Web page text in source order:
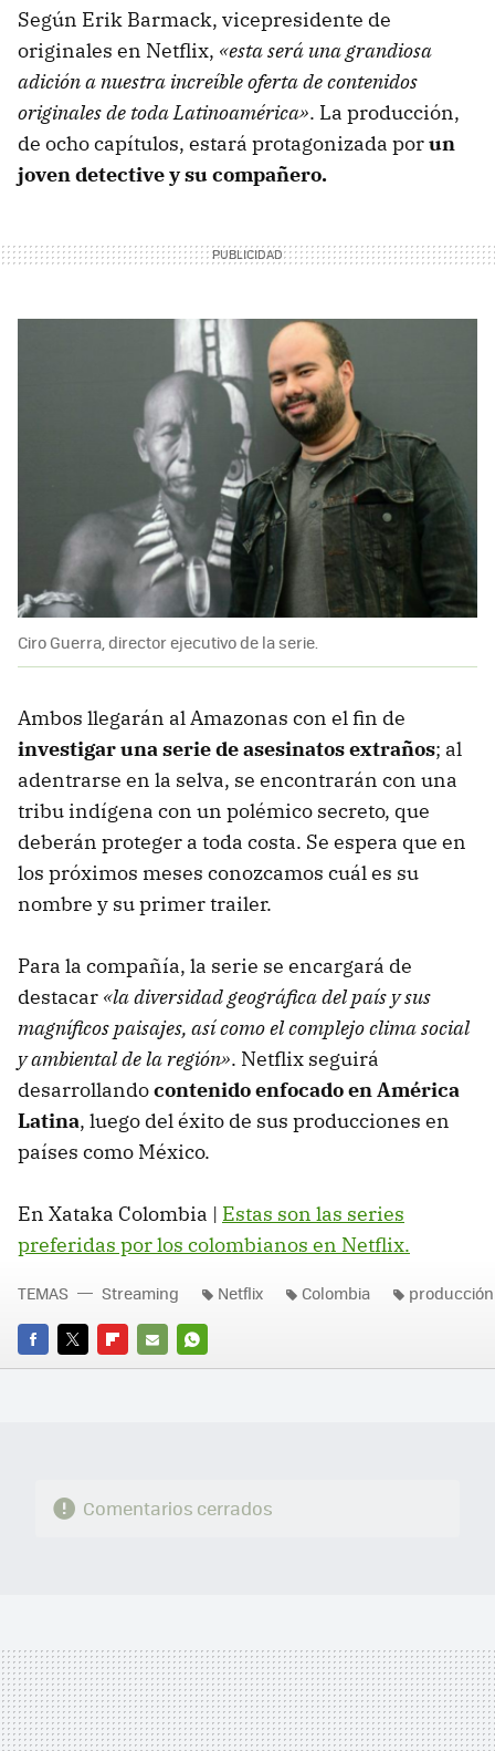
Según Erik Barmack, vicepresidente de
originales en Netflix, «esta será una grandiosa
adición a nuestra increíble oferta de contenidos
originales de toda Latinoamérica». La producción,
de ocho capítulos, estará protagonizada porun
joven detective y su compañero.
Ciro Guerra, director ejecutivo de la serie.
Ambos llegarán al Amazonas con el fin de
investigar una serie de asesinatos extraños; al
adentrarse en la selva, se encontrarán con una
tribu indígena con un polémico secreto, que
deberán proteger a toda costa. Se espera que en
los próximos meses conozcamos cuál es su
nombre y su primer trailer.
Para la compañía, la serie se encargará de
destacar «la diversidad geográfica del país y sus
magníficos paisajes, así como el complejo clima social
y ambiental de la región». Netflix seguirá
desarrollandocontenido enfocado en América
Latina, luego del éxito de sus producciones en
países como México.
En Xataka Colombia | Estas son las series
preferidas por los colombianos en Netflix.
FACEBOOK
TWITTERFLIPBOARD
E-
WHATSAPP
TEMAS Streaming Netflix Colombia producción
Comentarios cerrados